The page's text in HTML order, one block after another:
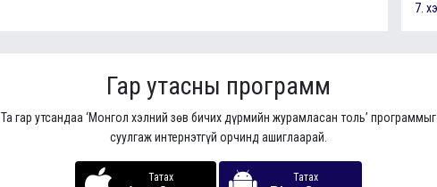
7.
Гар утасны программ
Та гар утсандаа ‘Монгол хэлний зөв бичих дүрмийн журамласан толь’ программыг
суулгаж интернэтгүй орчинд ашиглаарай.
Татах Татах